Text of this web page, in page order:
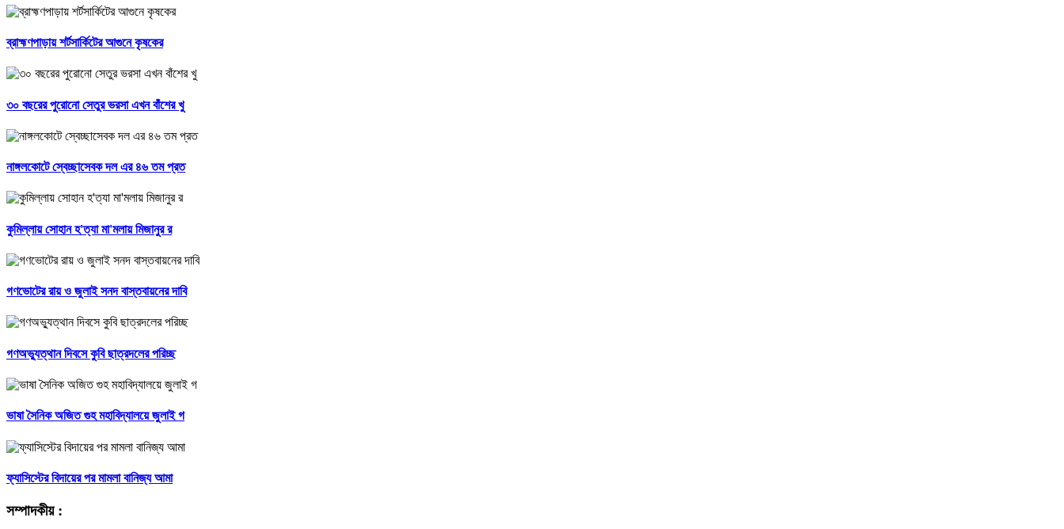
ব্রাহ্মণপাড়ায় শর্টসার্কিটের আগুনে কৃষকের
৩০ বছরের পুরোনো সেতুর ভরসা এখন বাঁশের খু
নাঙ্গলকোটে স্বেচ্ছাসেবক দল এর ৪৬ তম প্রত
কুমিল্লায় সোহান হ'ত্যা মা'মলায় মিজানুর র
গণভোটের রায় ও জুলাই সনদ বাস্তবায়নের দাবি
গণঅভ্যুত্থান দিবসে কুবি ছাত্রদলের পরিচ্ছ
ভাষা সৈনিক অজিত গুহ মহাবিদ্যালয়ে জুলাই গ
ফ্যাসিস্টের বিদায়ের পর মামলা বানিজ্য আমা
সম্পাদকীয় :